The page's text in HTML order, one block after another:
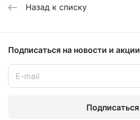
Назад к списку
Подписаться на новости и акции
Подписаться